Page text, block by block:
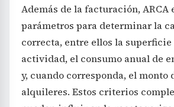
Además de la facturación, ARCA
parámetros para determinar la
correcta, entre ellos la superficie
actividad, el consumo anual de
y, cuando corresponda, el monto
alquileres. Estos criterios